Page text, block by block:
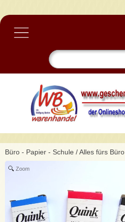
Büro - Papier - Schule /Alles fürs Büro
Zoom